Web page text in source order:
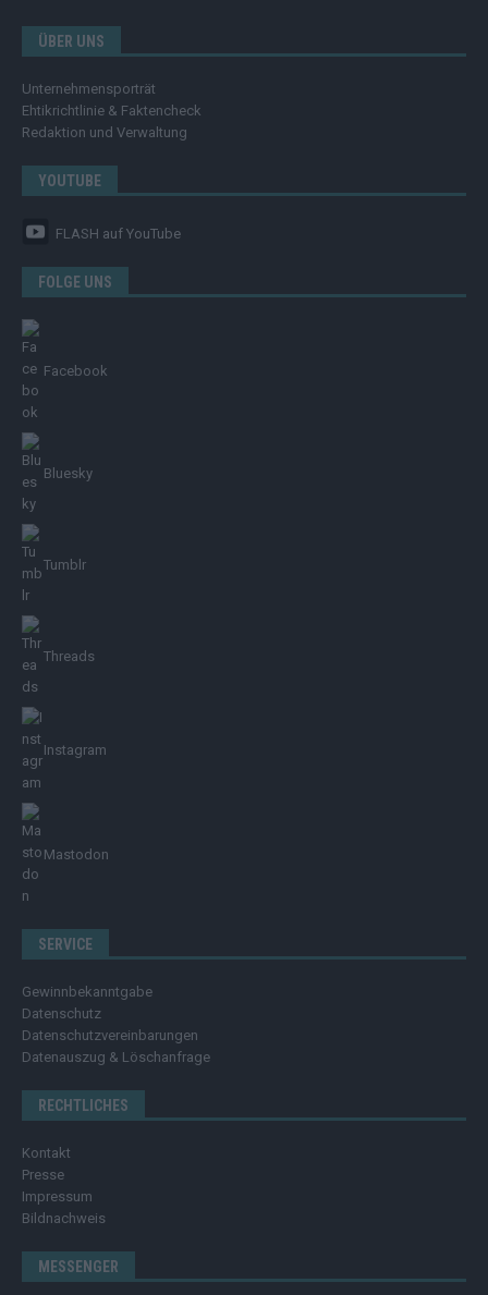
ÜBER UNS
Unternehmensporträt
Ehtikrichtlinie & Faktencheck
Redaktion und Verwaltung
YOUTUBE
FLASH auf YouTube
FOLGE UNS
Facebook
Bluesky
Tumblr
Threads
Instagram
Mastodon
SERVICE
Gewinnbekanntgabe
Datenschutz
Datenschutzvereinbarungen
Datenauszug & Löschanfrage
RECHTLICHES
Kontakt
Presse
Impressum
Bildnachweis
MESSENGER